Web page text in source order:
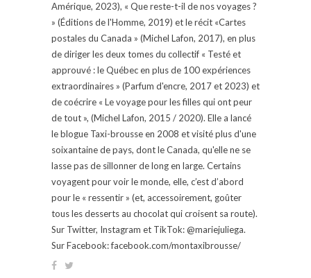
Amérique, 2023), « Que reste-t-il de nos voyages ?
» (Éditions de l'Homme, 2019) et le récit «Cartes
postales du Canada » (Michel Lafon, 2017), en plus
de diriger les deux tomes du collectif « Testé et
approuvé : le Québec en plus de 100 expériences
extraordinaires » (Parfum d'encre, 2017 et 2023) et
de coécrire « Le voyage pour les filles qui ont peur
de tout », (Michel Lafon, 2015 / 2020). Elle a lancé
le blogue Taxi-brousse en 2008 et visité plus d'une
soixantaine de pays, dont le Canada, qu'elle ne se
lasse pas de sillonner de long en large. Certains
voyagent pour voir le monde, elle, c’est d’abord
pour le « ressentir » (et, accessoirement, goûter
tous les desserts au chocolat qui croisent sa route).
Sur Twitter, Instagram et TikTok: @mariejuliega.
Sur Facebook: facebook.com/montaxibrousse/